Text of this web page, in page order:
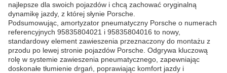
najlepsze dla swoich pojazdów i chcą zachować oryginalną
dynamikę jazdy, z której słynie Porsche.
Podsumowując, amortyzator pneumatyczny Porsche o numerach
referencyjnych 95835804021 i 95835804016 to nowy,
standardowy element zawieszenia przeznaczony do montażu z
przodu po lewej stronie pojazdów Porsche. Odgrywa kluczową
rolę w systemie zawieszenia pneumatycznego, zapewniając
doskonałe tłumienie drgań, poprawiając komfort jazdy i